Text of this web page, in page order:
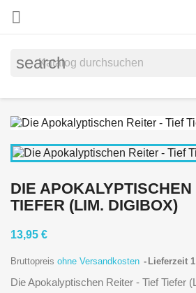

search
DIE
TIEFER (LIM. DIGIBOX)
13,95 €
Bruttopreis ohne Versandkosten Lieferzeit
Die Apokalyptischen Reiter - Tief Tiefer